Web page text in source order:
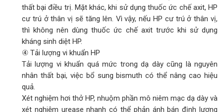
thất bại điều trị. Mặt khác, khi sử dụng thuốc ức chế axit, HP
cư trú ở thân vị sẽ tăng lên. Vì vậy, nếu HP cư trú ở thân vị,
thì không nên dùng thuốc ức chế axit trước khi sử dụng
kháng sinh diệt HP.
④ Tải lượng vi khuẩn HP
Tải lượng vi khuẩn quá mức trong dạ dày cũng là nguyên
nhân thất bại, việc bổ sung bismuth có thể nâng cao hiệu
quả.
Xét nghiệm hơi thở HP, nhuộm phần mô niêm mạc dạ dày và
xét nghiệm urease nhanh có thể phản ánh bán định lượng